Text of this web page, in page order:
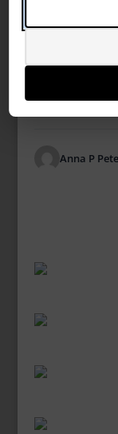
SIMILAR
No related
Anna P